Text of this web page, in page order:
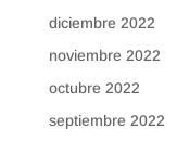
diciembre 2022
noviembre 2022
octubre 2022
septiembre 2022